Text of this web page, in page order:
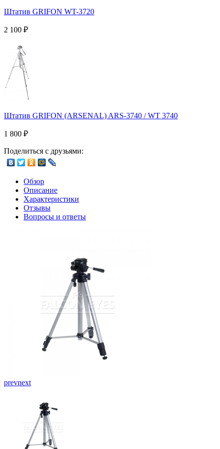
Штатив GRIFON WT-3720
2 100 ₽
Штатив GRIFON (ARSENAL) ARS-3740 / WT 3740
1 800 ₽
Поделиться с друзьями:
Обзор
Описание
Характеристики
Отзывы
Вопросы и ответы
prevnext